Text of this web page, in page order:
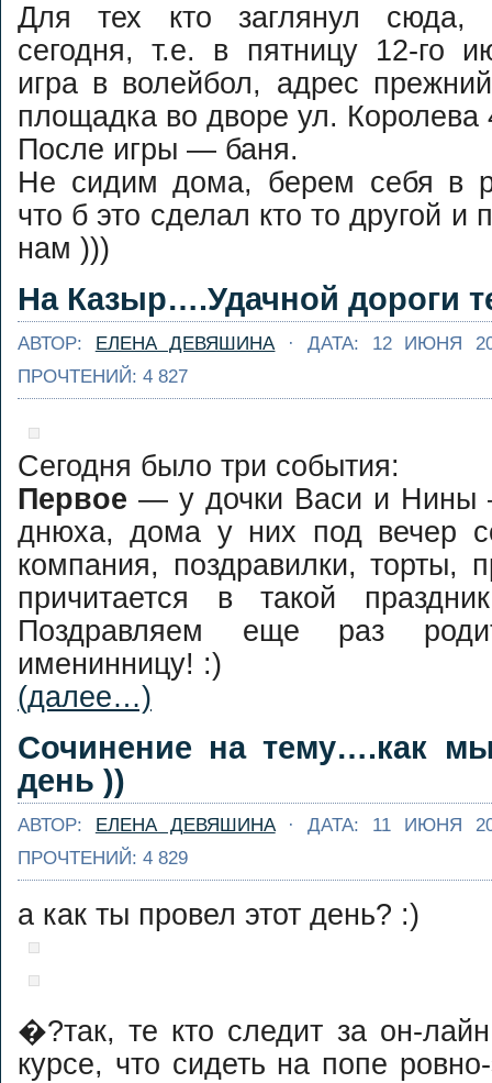
Для тех кто заглянул сюда,
сегодня, т.е. в пятницу 12-го
игра в волейбол, адрес
площадка во дворе ул. Королева
После игры — баня.
Не сидим дома, берем себя в
что б это сделал кто то другой и
нам )))
На Казыр….Удачной дороги
АВТОР: ЕЛЕНА ДЕВЯШИНА· ДАТА: 12 ИЮНЯ
ПРОЧТЕНИЙ: 4 827
Сегодня было три события:
Первое — у дочки Васи и
днюха, дома у них под вечер
компания, поздравилки, торты,
причитается в такой
Поздравляем еще раз
именинницу! :)
(далее…)
Сочинение на тему….как
день ))
АВТОР: ЕЛЕНА ДЕВЯШИНА· ДАТА: 11 ИЮНЯ
ПРОЧТЕНИЙ: 4 829
а как ты провел этот день? :)
�?так, те кто следит за он-
курсе, что сидеть на попе